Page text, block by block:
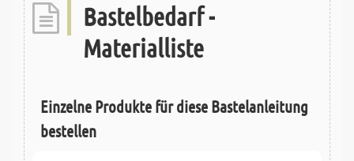
Bastelbedarf -
Materialliste
Einzelne Produkte für diese Bastelanleitung
bestellen